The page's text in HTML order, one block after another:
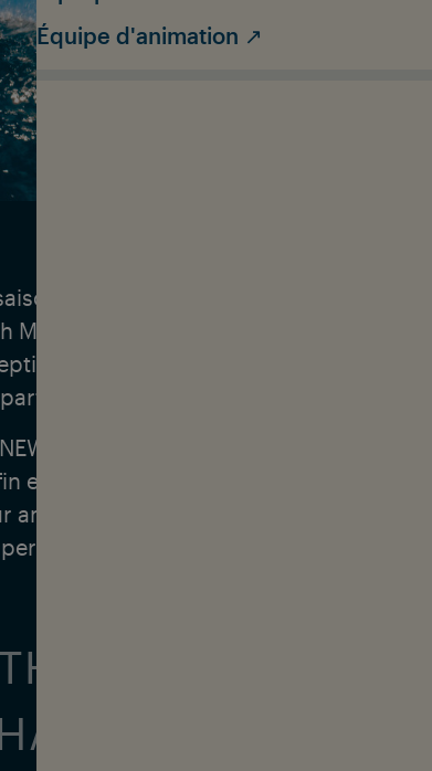
Équipe d'animation ↗
& la recherche du break parfait :
Moniz font partie des meilleurs
se rencontrent depuis leur
aujourd'hui ensemble pour un
NEW WAVE, nous visitons une série de
et Seth - et nous nous demandons
amour du surf malgré la compétition et
OF US,
PASSION FOR